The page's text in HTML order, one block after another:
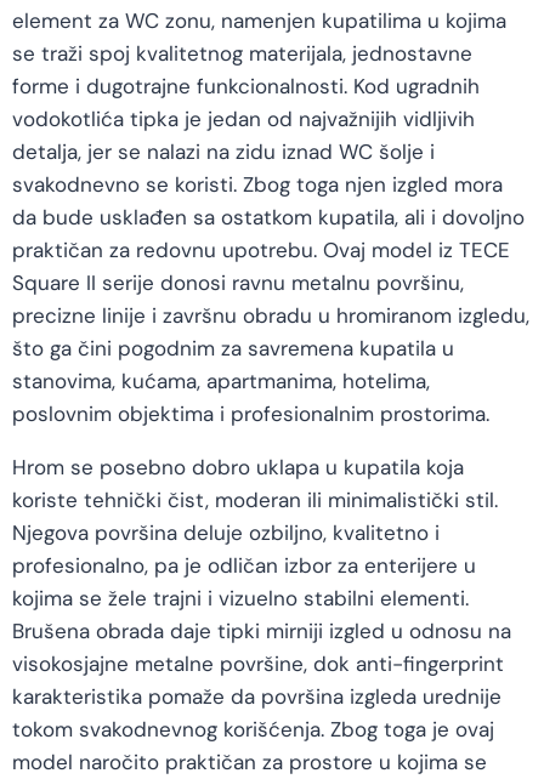
element za WC zonu, namenjen kupatilima u kojima
se traži spoj kvalitetnog materijala, jednostavne
forme i dugotrajne funkcionalnosti. Kod ugradnih
vodokotlića tipka je jedan od najvažnijih vidljivih
detalja, jer se nalazi na zidu iznad WC šolje i
svakodnevno se koristi. Zbog toga njen izgled mora
da bude usklađen sa ostatkom kupatila, ali i dovoljno
praktičan za redovnu upotrebu. Ovaj model iz TECE
Square II serije donosi ravnu metalnu površinu,
precizne linije i završnu obradu u hromiranom izgledu,
što ga čini pogodnim za savremena kupatila u
stanovima, kućama, apartmanima, hotelima,
poslovnim objektima i profesionalnim prostorima.
Hrom se posebno dobro uklapa u kupatila koja
koriste tehnički čist, moderan ili minimalistički stil.
Njegova površina deluje ozbiljno, kvalitetno i
profesionalno, pa je odličan izbor za enterijere u
kojima se žele trajni i vizuelno stabilni elementi.
Brušena obrada daje tipki mirniji izgled u odnosu na
visokosjajne metalne površine, dok anti-fingerprint
karakteristika pomaže da površina izgleda urednije
tokom svakodnevnog korišćenja. Zbog toga je ovaj
model naročito praktičan za prostore u kojima se